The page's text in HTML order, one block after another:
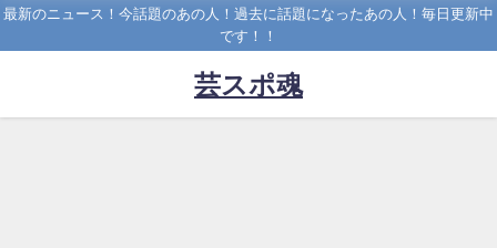
最新のニュース！今話題のあの人！過去に話題になったあの人！毎日更新中
です！！
芸スポ魂